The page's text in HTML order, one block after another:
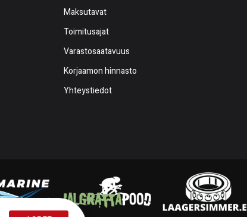
Maksutavat
Toimitusajat
Varastosaatavuus
Korjaamon hinnasto
Yhteystiedot